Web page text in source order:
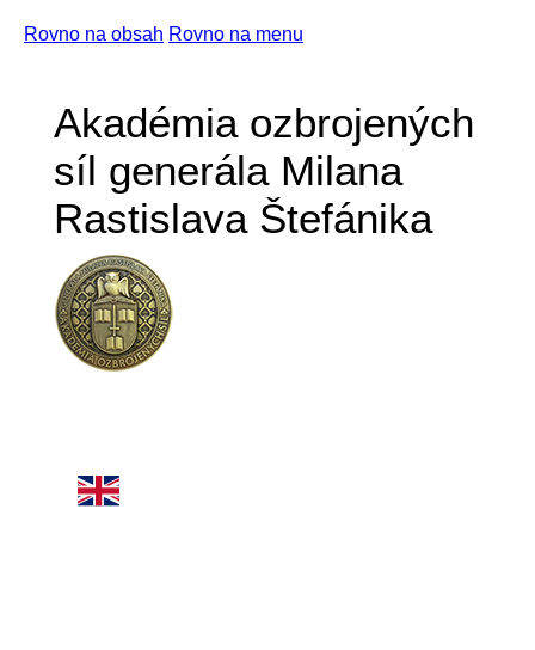
Rovno na obsah Rovno na menu
Akadémia ozbrojených
síl generála Milana
Rastislava Štefánika